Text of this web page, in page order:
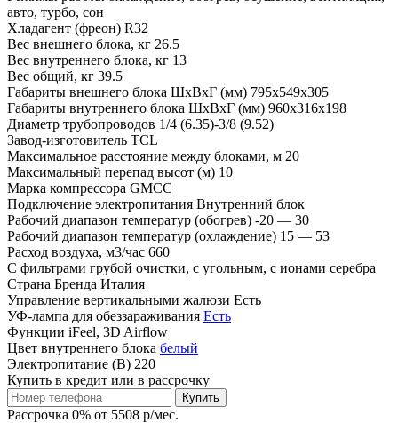
авто, турбо, сон
Хладагент (фреон) R32
Вес внешнего блока, кг 26.5
Вес внутреннего блока, кг 13
Вес общий, кг 39.5
Габариты внешнего блока ШхВхГ (мм) 795x549x305
Габариты внутреннего блока ШхВхГ (мм) 960x316x198
Диаметр трубопроводов 1/4 (6.35)-3/8 (9.52)
Завод-изготовитель TCL
Максимальное расстояние между блоками, м 20
Максимальный перепад высот (м) 10
Марка компрессора GMCC
Подключение электропитания Внутренний блок
Рабочий диапазон температур (обогрев) -20 — 30
Рабочий диапазон температур (охлаждение) 15 — 53
Расход воздуха, м3/час 660
С фильтрами грубой очистки, с угольным, с ионами серебра
Страна Бренда Италия
Управление вертикальными жалюзи Есть
УФ-лампа для обеззараживания Есть
Функции iFeel, 3D Airflow
Цвет внутреннего блока белый
Электропитание (В) 220
Купить в кредит или в рассрочку
Купить
Рассрочка 0% от 5508 р/мес.